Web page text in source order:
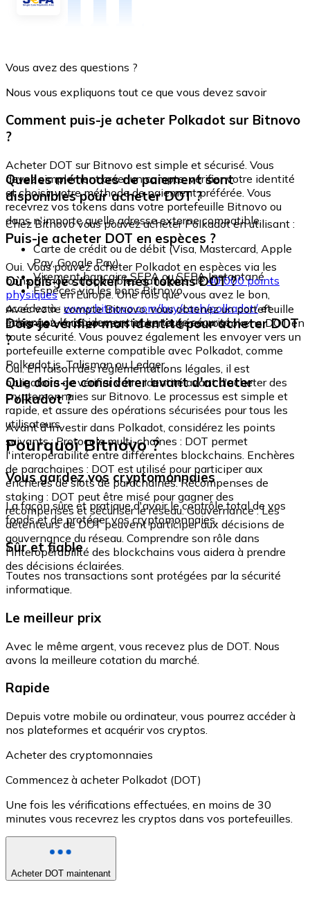
Vous avez des questions ?
Nous vous expliquons tout ce que vous devez savoir
Comment puis-je acheter Polkadot sur Bitnovo
?
Acheter DOT sur Bitnovo est simple et sécurisé. Vous
devez simplement créer un compte, vérifier votre identité
et choisir votre méthode de paiement préférée. Vous
recevrez vos tokens dans votre portefeuille Bitnovo ou
dans n'importe quelle adresse externe compatible.
Quelles méthodes de paiement sont
disponibles pour acheter DOT ?
Chez Bitnovo vous pouvez acheter Polkadot en utilisant :
Carte de crédit ou de débit (Visa, Mastercard, Apple
Pay, Google Pay)
Virement bancaire SEPA ou SEPA Instantané
Espèces via les bons Bitnovo
Puis-je acheter DOT en espèces ?
Oui. Vous pouvez acheter Polkadot en espèces via les
bons Bitnovo, disponibles dans plus de40 000 points
physiquesen Europe. Une fois que vous avez le bon,
accédez à : www.bitnovo.com/buy/cash/polkadot/et
échangez-le rapidement et en toute sécurité.
Où puis-je stocker mes tokens DOT ?
Avec votre compte Bitnovo, vous obtenez un portefeuille
intégré où vous pouvez stocker et gérer vos tokens DOT en
toute sécurité. Vous pouvez également les envoyer vers un
portefeuille externe compatible avec Polkadot, comme
Polkadot.js, Talisman ou Ledger.
Dois-je vérifier mon identité pour acheter DOT
?
Oui. En raison des réglementations légales, il est
obligatoire de vérifier votre identité avant d'acheter des
cryptomonnaies sur Bitnovo. Le processus est simple et
rapide, et assure des opérations sécurisées pour tous les
utilisateurs.
Que dois-je considérer avant d'acheter
Polkadot ?
Avant d'investir dans Polkadot, considérez les points
suivants : Protocole multi-chaînes : DOT permet
l'interopérabilité entre différentes blockchains. Enchères
de parachaines : DOT est utilisé pour participer aux
enchères de slots de parachaines. Récompenses de
staking : DOT peut être misé pour gagner des
récompenses et sécuriser le réseau. Gouvernance : Les
détenteurs de DOT peuvent participer aux décisions de
gouvernance du réseau. Comprendre son rôle dans
l'interopérabilité des blockchains vous aidera à prendre
des décisions éclairées.
Pourquoi Bitnovo ?
Vous gardez vos cryptomonnaies
La façon sûre et pratique d'avoir le contrôle total de vos
fonds et de protéger vos cryptomonnaies.
Sûr et fiable
Toutes nos transactions sont protégées par la sécurité
informatique.
Le meilleur prix
Avec le même argent, vous recevez plus de DOT. Nous
avons la meilleure cotation du marché.
Rapide
Depuis votre mobile ou ordinateur, vous pourrez accéder à
nos plateformes et acquérir vos cryptos.
Acheter des cryptomonnaies
Commencez à acheter Polkadot (DOT)
Une fois les vérifications effectuées, en moins de 30
minutes vous recevrez les cryptos dans vos portefeuilles.
Acheter DOT maintenant